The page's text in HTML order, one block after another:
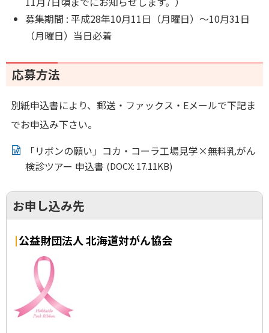
募集期間 : 平成28年10月11日（月曜日）～10月31日
（月曜日）当日必着
応募方法
別紙申込書により、郵送・ファックス・Eメールで下記ま
でお申込み下さい。
「リボンの願い」コカ・コーラ工場見学×無料乳がん
検診ツアー 申込書 (DOCX: 17.11KB)
お申し込み先
公益財団法人 北海道対がん協会